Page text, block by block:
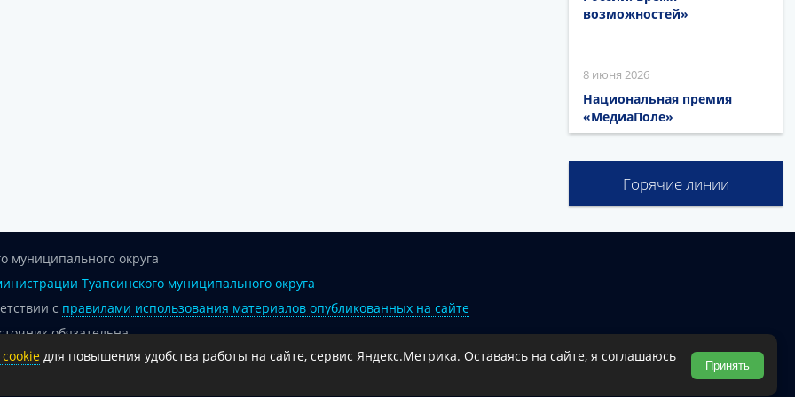
возможностей»
8 июня 2026
Национальная премия
«МедиаПоле»
Горячие линии
муниципального округа
Туапсинского муниципального округа
с правилами использования материалов опубликованных на сайте
обязательна.
на официальный интернет-портал администрации Туапсинского муниципального округа.
для повышения удобства работы на сайте, сервис Яндекс.Метрика. Оставаясь на сайте, я соглашаюсь
Принять